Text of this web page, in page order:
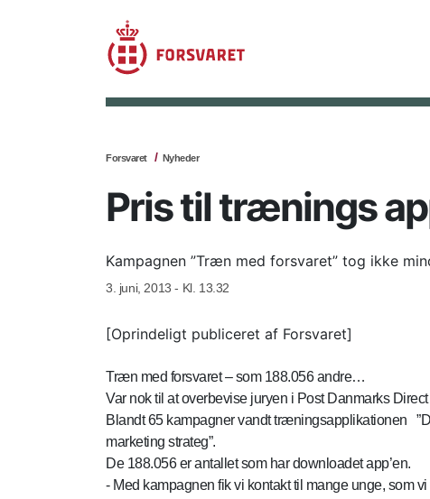
Forsvaret Nyheder
Pris til trænings
Kampagnen ”Træn med forsvaret” tog ikke
3. juni, 2013 - Kl. 13.32
[Oprindeligt publiceret af Forsvaret]
Træn med forsvaret – som 188.056 andre…
Var nok til at overbevise juryen i Post Danmarks
Blandt 65 kampagner vandt træningsapplikationen
marketing strateg”.
De 188.056 er antallet som har downloadet app’en.
- Med kampagnen fik vi kontakt til mange unge, som